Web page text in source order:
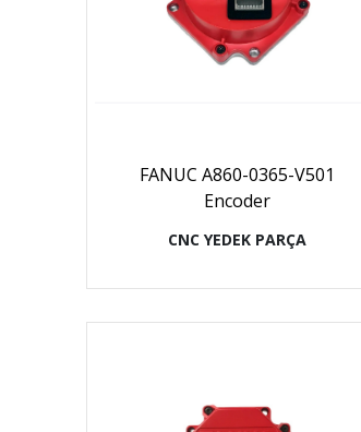
FANUC A860-0365-V501
Encoder
CNC YEDEK PARÇA